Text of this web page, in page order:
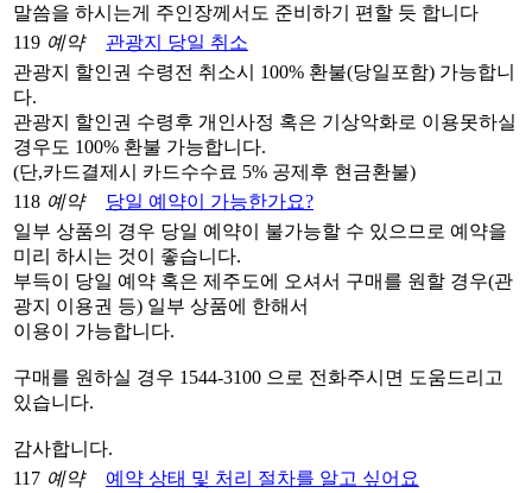
말씀을 하시는게 주인장께서도 준비하기 편할 듯 합니다
119 예약
관광지 당일 취소
관광지 할인권 수령전 취소시 100% 환불(당일포함) 가능합니
다.
관광지 할인권 수령후 개인사정 혹은 기상악화로 이용못하실
경우도 100% 환불 가능합니다.
(단,카드결제시 카드수수료 5% 공제후 현금환불)
118 예약
당일 예약이 가능한가요?
일부 상품의 경우 당일 예약이 불가능할 수 있으므로 예약을
미리 하시는 것이 좋습니다.
부득이 당일 예약 혹은 제주도에 오셔서 구매를 원할 경우(관
광지 이용권 등) 일부 상품에 한해서
이용이 가능합니다.
구매를 원하실 경우 1544-3100 으로 전화주시면 도움드리고
있습니다.
감사합니다.
117 예약
예약 상태 및 처리 절차를 알고 싶어요